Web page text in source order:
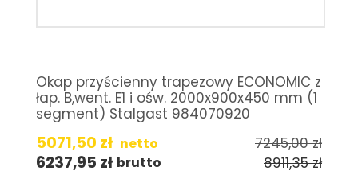
Okap przyścienny trapezowy ECONOMIC z
łap. B,went. E1 i ośw. 2000x900x450 mm (1
segment) Stalgast 984070920
5071,50 zł netto 7245,00zł
6237,95 zł brutto 8911,35zł